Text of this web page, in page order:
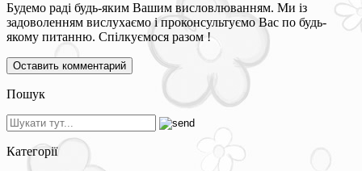
Будемо раді будь-яким Вашим висловлюванням. Ми із
задоволенням вислухаємо і проконсультуємо Вас по будь-
якому питанню. Спілкуємося разом !
Пошук
Категорії